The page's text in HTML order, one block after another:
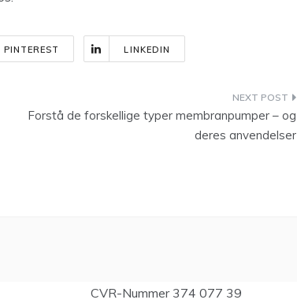
PINTEREST LINKEDIN
Forstå de forskellige typer membranpumper – og
deres anvendelser
CVR-Nummer 374 077 39